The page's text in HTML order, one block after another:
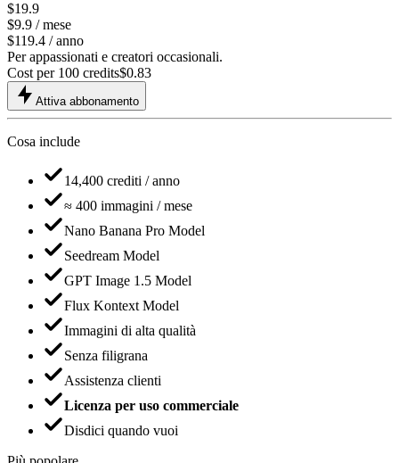
$19.9
$9.9 / mese
$119.4 / anno
Per appassionati e creatori occasionali.
Cost per 100 credits$0.83
Attiva abbonamento
Cosa include
14,400 crediti / anno
≈ 400 immagini / mese
Nano Banana Pro Model
Seedream Model
GPT Image 1.5 Model
Flux Kontext Model
Immagini di alta qualità
Senza filigrana
Assistenza clienti
Licenza per uso commerciale
Disdici quando vuoi